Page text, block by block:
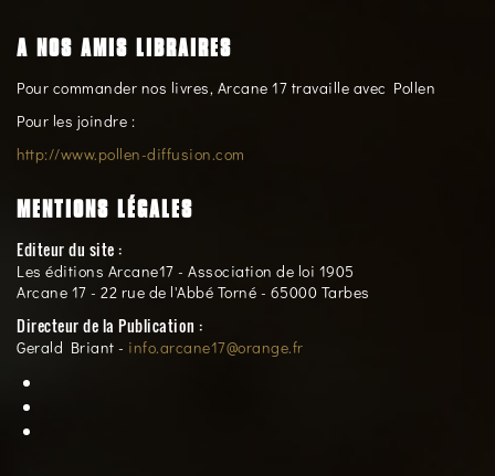
A NOS AMIS LIBRAIRES
Pour commander nos livres, Arcane 17 travaille avec Pollen
Pour les joindre :
http://www.pollen-diffusion.com
MENTIONS LÉGALES
Editeur du site :
Les éditions Arcane17 - Association de loi 1905
Arcane 17 - 22 rue de l'Abbé Torné - 65000 Tarbes
Directeur de la Publication :
Gerald Briant - info.arcane17@orange.fr